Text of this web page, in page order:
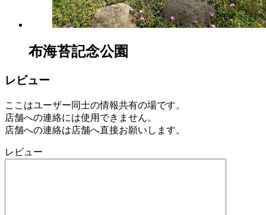
布海苔記念公園
レビュー
ここはユーザー同士の情報共有の場です。
店舗への連絡には使用できません。
店舗への連絡は店舗へ直接お願いします。
レビュー